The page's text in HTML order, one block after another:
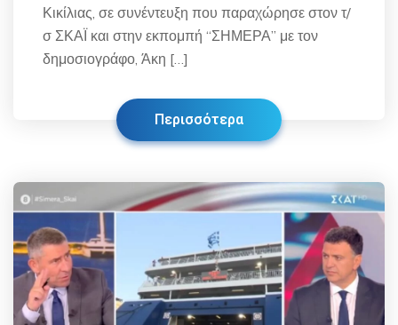
Κικίλιας, σε συνέντευξη που παραχώρησε στον τ/
σ ΣΚΑΪ και στην εκπομπή “ΣΗΜΕΡΑ” με τον
δημοσιογράφο, Άκη […]
Περισσότερα